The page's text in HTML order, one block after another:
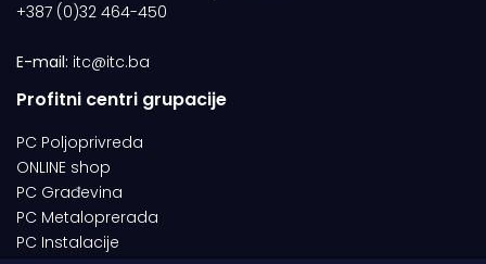
+387 (0)32 464-450
E-mail: itc@itc.ba
Profitni centri grupacije
PC Poljoprivreda
ONLINE shop
PC Građevina
PC Metaloprerada
PC Instalacije